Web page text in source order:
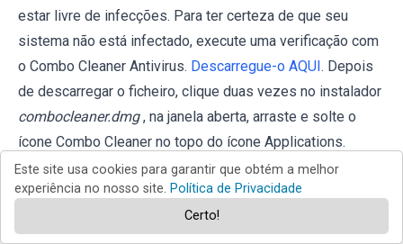
estar livre de infecções. Para ter certeza de que seu
sistema não está infectado, execute uma verificação com
o Combo Cleaner Antivirus. Descarregue-o AQUI. Depois
de descarregar o ficheiro, clique duas vezes no instalador
combocleaner.dmg , na janela aberta, arraste e solte o
ícone Combo Cleaner no topo do ícone Applications.
Agora abra a sua barra de lançamento e clique no ícone
Combo Cleaner. Aguarde até que o Combo Cleaner
atualize seu banco de dados de definições de vírus e
Este site usa cookies para garantir que obtém a melhor
experiência no nosso site. Política de Privacidade
Certo!